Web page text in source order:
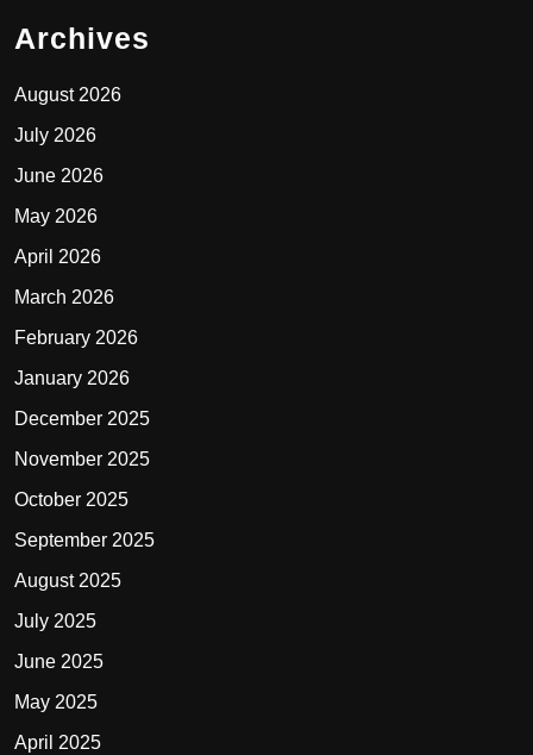
Archives
August 2026
July 2026
June 2026
May 2026
April 2026
March 2026
February 2026
January 2026
December 2025
November 2025
October 2025
September 2025
August 2025
July 2025
June 2025
May 2025
April 2025